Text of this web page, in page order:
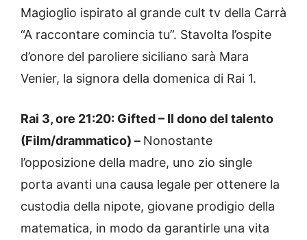
Magioglio ispirato al grande cult tv della Carrà
“A raccontare comincia tu”. Stavolta l’ospite
d’onore del paroliere siciliano sarà Mara
Venier, la signora della domenica di Rai 1.
Rai 3, ore 21:20: Gifted – Il dono del talento
(Film/drammatico) – Nonostante
l’opposizione della madre, uno zio single
porta avanti una causa legale per ottenere la
custodia della nipote, giovane prodigio della
matematica, in modo da garantirle una vita